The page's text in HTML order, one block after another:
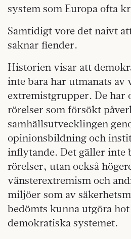
system som Europa ofta
Samtidigt vore det naivt
saknar fiender.
Historien visar att
inte bara har utmanats av
extremistgrupper. De har
rörelser som försökt
samhällsutvecklingen
opinionsbildning och
inflytande. Det gäller inte
rörelser, utan också
vänsterextremism och
miljöer som av
bedömts kunna utgöra
demokratiska systemet.